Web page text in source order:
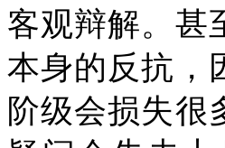
客观辩解。甚
本身的反抗，
阶级会损失很